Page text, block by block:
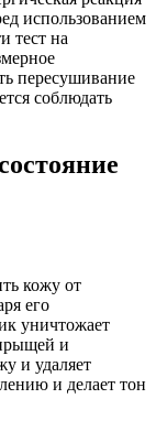
использованием
тест на
пересушивание
соблюдать
кожу от
его
уничтожает
и
и удаляет
и делает тон